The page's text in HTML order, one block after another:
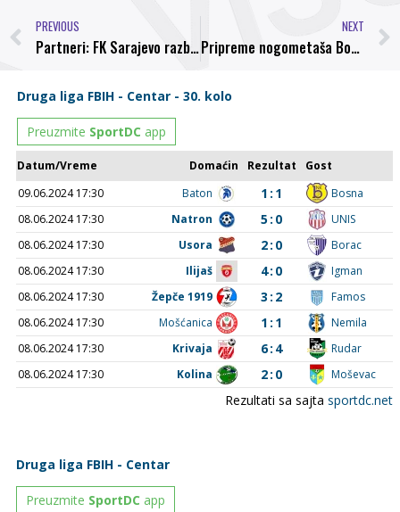
PREVIOUS
Partneri: FK Sarajevo razbilo Metalurg
NEXT
Pripreme nogometaša Bosne Sutra prijateljske utakmice protiv Sarajeva